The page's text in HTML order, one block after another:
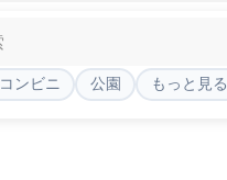
コンビニ 公園 もっと見る